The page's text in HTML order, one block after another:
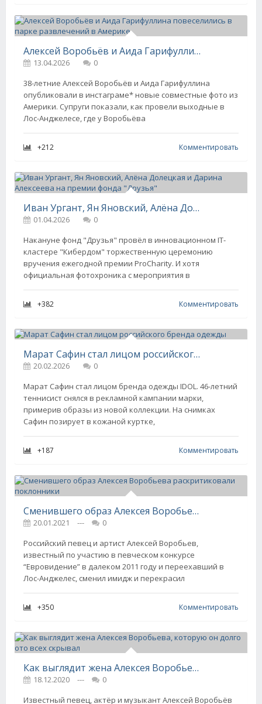
Алексей Воробьёв и Аида Гарифуллина повеселились в парке развлечений в Америке
13.04.2026
0
38-летние Алексей Воробьёв и Аида Гарифуллина
опубликовали в инстаграме* новые совместные фото из
Америки. Супруги показали, как провели выходные в
Лос-Анджелесе, где у Воробьёва
+212 Комментировать
Иван Ургант, Ян Яновский, Алёна Долецкая и Дарина Алексеева на премии фонда "Друзья"
01.04.2026
0
Накануне фонд "Друзья" провёл в инновационном IT-
кластере "Кибердом" торжественную церемонию
вручения ежегодной премии ProCharity. И хотя
официальная фотохроника с мероприятия в
+382 Комментировать
Марат Сафин стал лицом российского бренда одежды
20.02.2026
0
Марат Сафин стал лицом бренда одежды IDOL. 46-летний
теннисист снялся в рекламной кампании марки,
примерив образы из новой коллекции. На снимках
Сафин позирует в кожаной куртке,
+187 Комментировать
Сменившего образ Алексея Воробьева раскритиковали поклонники
20.01.2021 ---
0
Российский певец и артист Алексей Воробьев,
известный по участию в певческом конкурсе
“Евровидение” в далеком 2011 году и переехавший в
Лос-Анджелес, сменил имидж и перекрасил
+350 Комментировать
Как выглядит жена Алексея Воробьева, которую он долго ото всех скрывал
18.12.2020 ---
0
Известный певец, актёр и музыкант Алексей Воробьёв